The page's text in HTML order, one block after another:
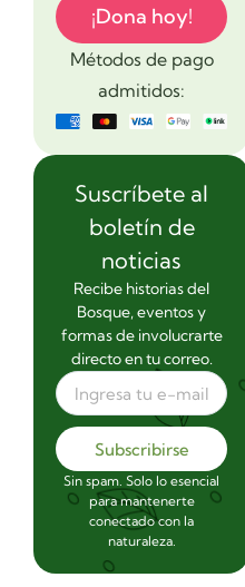
¡Dona hoy!
Métodos de pago
admitidos:
Suscríbete al
boletín de
noticias
Recibe historias del
Bosque, eventos y
formas de involucrarte
directo en tu correo.
Subscribirse
Sin spam. Solo lo esencial
para mantenerte
conectado con la
naturaleza.